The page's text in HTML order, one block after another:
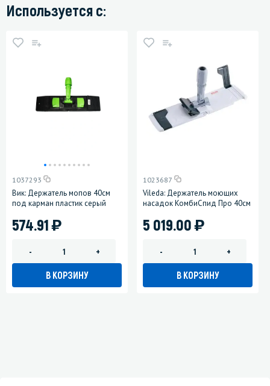
Используется с:
1037293
Вик: Держатель мопов 40см
под карман пластик серый
574.91)
- +
В КОРЗИНУ
1023687
Vileda: Держатель моющих
насадок КомбиСпид Про 40см
5 019.00)
- +
В КОРЗИНУ